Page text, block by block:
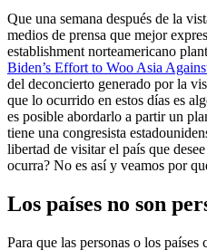
Que una semana después de la
medios de prensa que mejor
establishment norteamericano
Biden’s Effort to Woo Asia
del deconcierto generado por la
que lo ocurrido en estos días es
es posible abordarlo a partir un
tiene una congresista
libertad de visitar el país que
ocurra? No es así y veamos por
Los países no son
Para que las personas o los países